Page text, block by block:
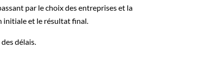
par le choix des entreprises et la
initiale et le résultat final.
délais.